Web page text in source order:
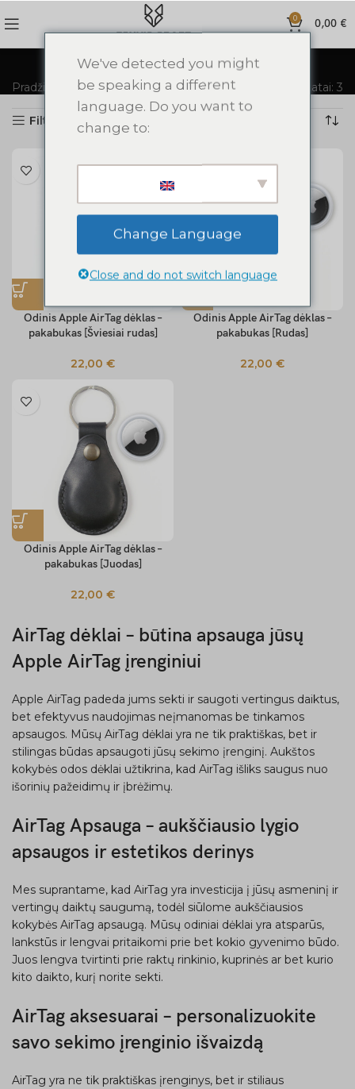
0 0,00 €
AirTag dėklai
Pradžia AirTag dėklai Rodomi visi rezultatai: 3
Filtras
Odinis Apple AirTag dėklas –
pakabukas [Šviesiai rudas]
22,00 €
Odinis Apple AirTag dėklas –
pakabukas [Rudas]
22,00 €
Odinis Apple AirTag dėklas –
pakabukas [Juodas]
22,00 €
AirTag dėklai – būtina apsauga jūsų
Apple AirTag įrenginiui
Apple AirTag padeda jums sekti ir saugoti vertingus daiktus,
bet efektyvus naudojimas neįmanomas be tinkamos
apsaugos. Mūsų AirTag dėklai yra ne tik praktiškas, bet ir
stilingas būdas apsaugoti jūsų sekimo įrenginį. Aukštos
kokybės odos dėklai užtikrina, kad AirTag išliks saugus nuo
išorinių pažeidimų ir įbrėžimų.
AirTag Apsauga – aukščiausio lygio
apsaugos ir estetikos derinys
Mes suprantame, kad AirTag yra investicija į jūsų asmeninį ir
vertingų daiktų saugumą, todėl siūlome aukščiausios
kokybės AirTag apsaugą. Mūsų odiniai dėklai yra atsparūs,
lankstūs ir lengvai pritaikomi prie bet kokio gyvenimo būdo.
Juos lengva tvirtinti prie raktų rinkinio, kuprinės ar bet kurio
kito daikto, kurį norite sekti.
AirTag aksesuarai – personalizuokite
savo sekimo įrenginio išvaizdą
AirTag yra ne tik praktiškas įrenginys, bet ir stiliaus
We've detected you might
be speaking a different
language. Do you want to
change to:
Change Language
Close and do not switch language